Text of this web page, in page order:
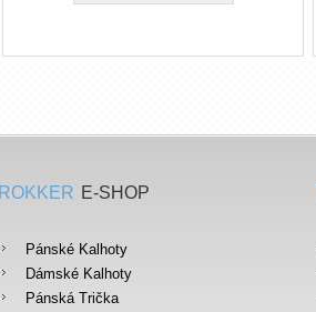
ROKKER E-SHOP
Pánské Kalhoty
Dámské Kalhoty
Pánská Trička